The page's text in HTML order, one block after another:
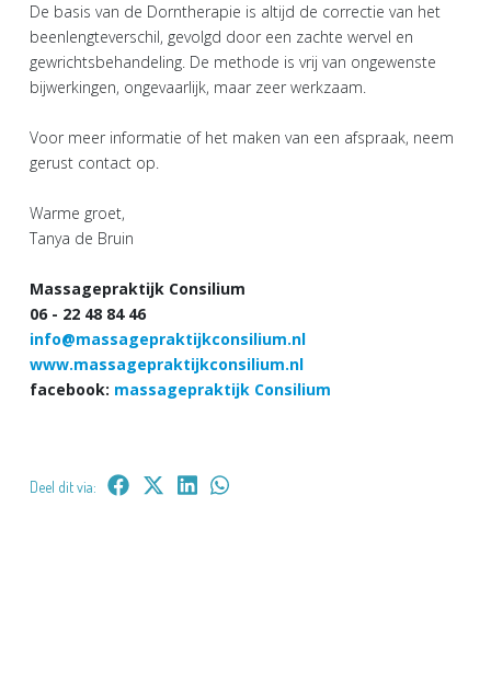
De basis van de Dorntherapie is altijd de correctie van het
beenlengteverschil, gevolgd door een zachte wervel en
gewrichtsbehandeling. De methode is vrij van ongewenste
bijwerkingen, ongevaarlijk, maar zeer werkzaam.
Voor meer informatie of het maken van een afspraak, neem
gerust contact op.
Warme groet,
Tanya de Bruin
Massagepraktijk Consilium
06 - 22 48 84 46
info@massagepraktijkconsilium.nl
www.massagepraktijkconsilium.nl
facebook: massagepraktijk Consilium
Deel dit via: